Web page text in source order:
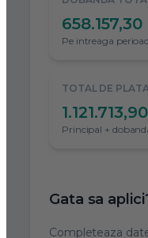
658.157,30
Pe intreaga
TOTAL DE PLATA
Principal +
Gata sa
Completeaza